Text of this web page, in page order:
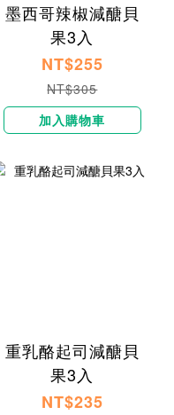
墨西哥辣椒減醣貝
果3入
NT$255
NT$305
加入購物車
重乳酪起司減醣貝
果3入
NT$235